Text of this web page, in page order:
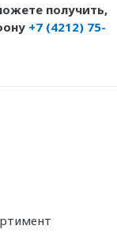
получить,
+7 (4212) 75-